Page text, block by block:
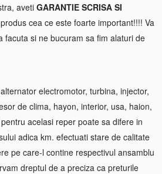
aveti GARANTIE SCRISA SI
cea ce este foarte important!!!! Va
facuta si ne bucuram sa fim alaturi de
electromotor, turbina, injector,
de clima, hayon, interior, usa, haion,
acelasi reper poate sa difere in
adica km. efectuati stare de calitate
pe care-l contine respectivul ansamblu
dreptul de a preciza ca preturile